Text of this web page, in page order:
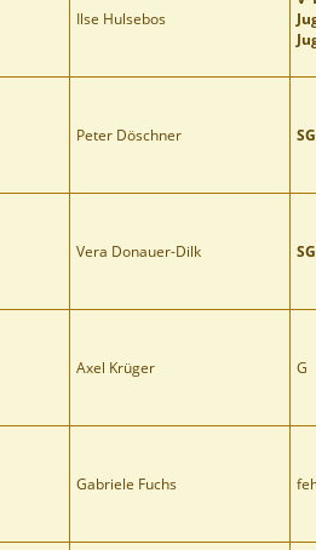
Ilse Hulsebos
Peter Döschner
Vera Donauer-Dilk
Axel Krüger G
Gabriele Fuchs